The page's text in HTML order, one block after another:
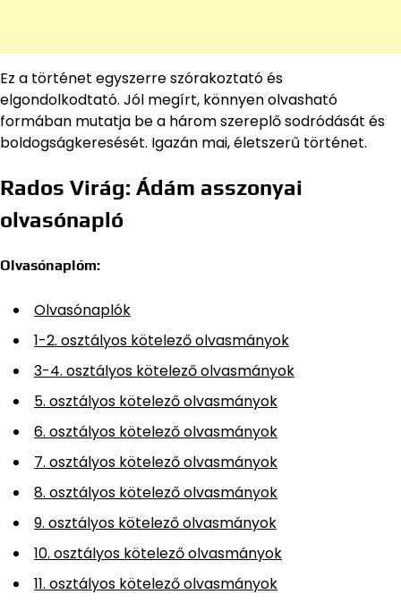
Ez a történet egyszerre szórakoztató és
elgondolkodtató. Jól megírt, könnyen olvasható
formában mutatja be a három szereplő sodródását és
boldogságkeresését. Igazán mai, életszerű történet.
Rados Virág: Ádám asszonyai
olvasónapló
Olvasónaplóm:
Olvasónaplók
1-2. osztályos kötelező olvasmányok
3-4. osztályos kötelező olvasmányok
5. osztályos kötelező olvasmányok
6. osztályos kötelező olvasmányok
7. osztályos kötelező olvasmányok
8. osztályos kötelező olvasmányok
9. osztályos kötelező olvasmányok
10. osztályos kötelező olvasmányok
11. osztályos kötelező olvasmányok